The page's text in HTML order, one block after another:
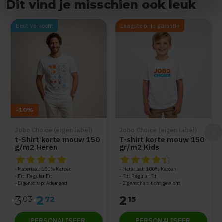
Dit vind je misschien ook leuk
Items van productcarrousel
-10%
Best Verkocht
t-Shirt korte mouw 150
g/m2 Heren
De beoordeling van dit product is 4.9 van de 5
Materiaal: 100% Katoen
Fit: Regular Fit
Eigenschap: Ademend
303 2 72
Laagste prijs garantie
T-shirt korte mouw 150
gr/m2 Kids
De beoordeling van dit
Materiaal: 100% Katoen
Fit: Regular Fit
Eigenschap: licht gewicht
2 15